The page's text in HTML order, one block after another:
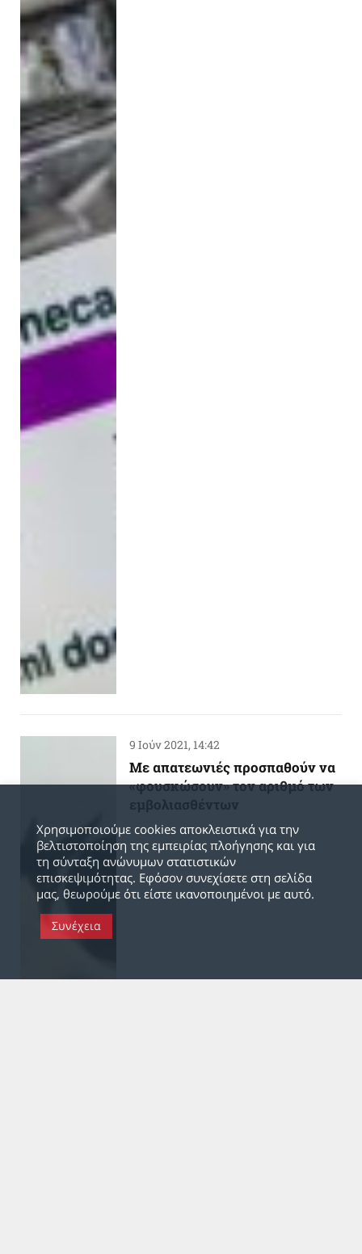
9 Ιούν 2021, 14:42
Με απατεωνιές προσπαθούν να
«φουσκώσουν» τον αριθμό των
εμβολιασθέντων
Χρησιμοποιούμε cookies αποκλειστικά για την
βελτιστοποίηση της εμπειρίας πλοήγησης και για
τη σύνταξη ανώνυμων στατιστικών
επισκεψιμότητας. Εφόσον συνεχίσετε στη σελίδα
μας, θεωρούμε ότι είστε ικανοποιημένοι με αυτό.
Συνέχεια